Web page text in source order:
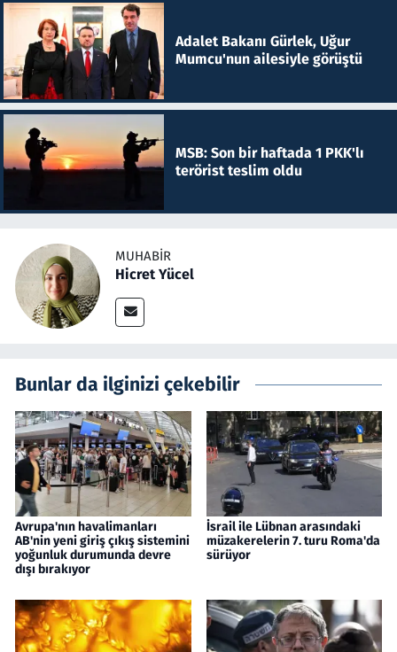
Adalet Bakanı Gürlek, Uğur
Mumcu'nun ailesiyle görüştü
MSB: Son bir haftada 1 PKK'lı
terörist teslim oldu
MUHABIR
Hicret Yücel
Bunlar da ilginizi çekebilir
Avrupa'nın havalimanları
AB'nin yeni giriş çıkış sistemini
yoğunluk durumunda devre
dışı bırakıyor
İsrail ile Lübnan arasındaki
müzakerelerin 7. turu Roma'da
sürüyor